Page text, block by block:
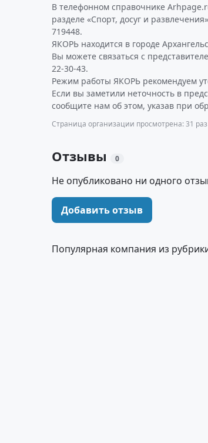
В телефонном справочнике
разделе «Спорт, досуг и
719448.
ЯКОРЬ находится в городе
Вы можете связаться с
22-30-43.
Режим работы ЯКОРЬ рекомендуем
Если вы заметили неточность в
сообщите нам об этом, указав при
Страница организации просмотрена: 31 раз
Отзывы 0
Не опубликовано ни одного
Добавить отзыв
Популярная компания из